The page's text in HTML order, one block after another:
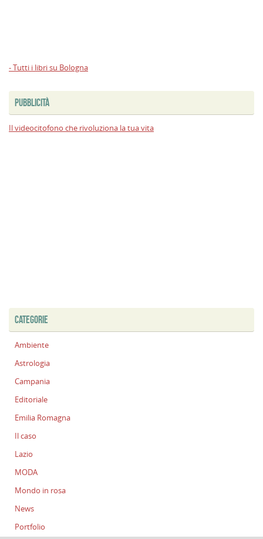
- Tutti i libri su Bologna
PUBBLICITÀ
Il videocitofono che rivoluziona la tua vita
CATEGORIE
Ambiente
Astrologia
Campania
Editoriale
Emilia Romagna
Il caso
Lazio
MODA
Mondo in rosa
News
Portfolio